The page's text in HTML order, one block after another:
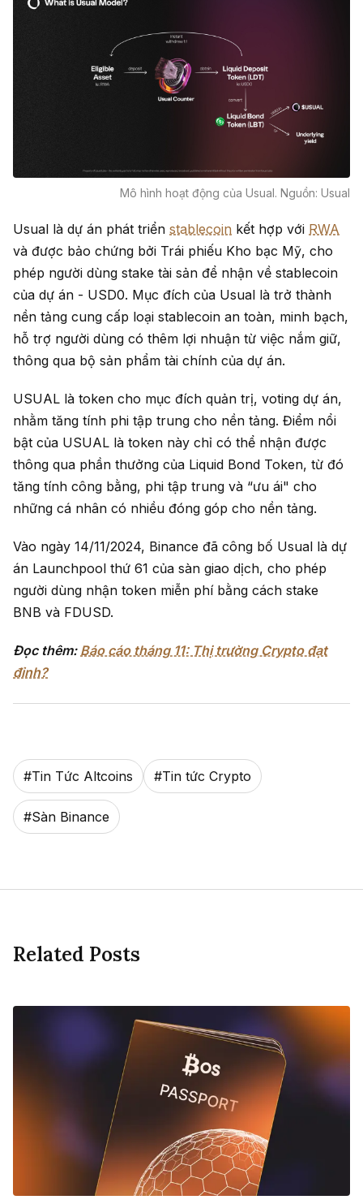
Mô hình hoạt động của Usual. Nguồn: Usual
Usual là dự án phát triển stablecoin kết hợp với RWA
và được bảo chứng bởi Trái phiếu Kho bạc Mỹ, cho
phép người dùng stake tài sản để nhận về stablecoin
của dự án - USD0. Mục đích của Usual là trở thành
nền tảng cung cấp loại stablecoin an toàn, minh bạch,
hỗ trợ người dùng có thêm lợi nhuận từ việc nắm giữ,
thông qua bộ sản phẩm tài chính của dự án.
USUAL là token cho mục đích quản trị, voting dự án,
nhằm tăng tính phi tập trung cho nền tảng. Điểm nổi
bật của USUAL là token này chỉ có thể nhận được
thông qua phần thưởng của Liquid Bond Token, từ đó
tăng tính công bằng, phi tập trung và “ưu ái" cho
những cá nhân có nhiều đóng góp cho nền tảng.
Vào ngày 14/11/2024, Binance đã công bố Usual là dự
án Launchpool thứ 61 của sàn giao dịch, cho phép
người dùng nhận token miễn phí bằng cách stake
BNB và FDUSD.
Đọc thêm: Báo cáo tháng 11: Thị trường Crypto đạt
đỉnh?
#Tin Tức Altcoins #Tin tức Crypto
#Sàn Binance
Related Posts